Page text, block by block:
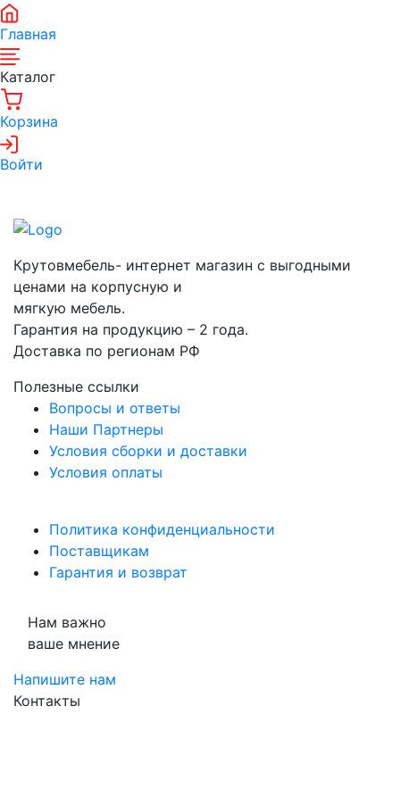
Главная
Каталог
Корзина
Войти
Крутовмебель- интернет магазин с выгодными
ценами на корпусную и
мягкую мебель.
Гарантия на продукцию – 2 года.
Доставка по регионам РФ
Полезные ссылки
Вопросы и ответы
Наши Партнеры
Условия сборки и доставки
Условия оплаты
Политика конфиденциальности
Поставщикам
Гарантия и возврат
Нам важно
ваше мнение
Напишите нам
Контакты